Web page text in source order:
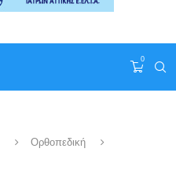
0
Ορθοπεδική